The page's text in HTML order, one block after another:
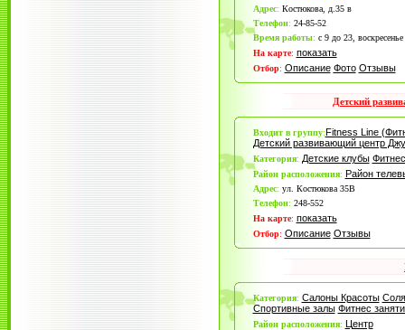
Адрес: Костюкова, д.35 в
Телефон: 24-85-52
Время работы: с 9 до 23,
На карте: показать
Отбор: Описание Фото Отзывы
Детский
Входит в группу:Fitness Line
Детский развивающий центр
Категория: Детские клубы
Район расположения: Район
Адрес: ул. Костюкова 35B
Телефон: 248-552
На карте: показать
Отбор: Описание Отзывы
Категория: Салоны Красоты
Спортивные залы Фитнес
Район расположения: Центр